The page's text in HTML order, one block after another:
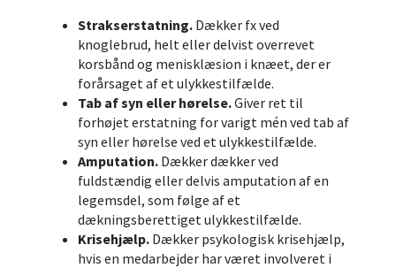
Strakserstatning. Dækker fx ved
knoglebrud, helt eller delvist overrevet
korsbånd og menisklæsion i knæet, der er
forårsaget af et ulykkestilfælde.
Tab af syn eller hørelse.Giver ret til
forhøjet erstatning for varigt mén ved tab af
syn eller hørelse ved et ulykkestilfælde.
Amputation. Dækker dækker ved
fuldstændig eller delvis amputation af en
legemsdel, som følge af et
dækningsberettiget ulykkestilfælde.
Krisehjælp. Dækker psykologisk krisehjælp,
hvis en medarbejder har været involveret i